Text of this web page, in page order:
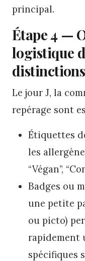
principal.
Étape 4 —
logistique
Le jour J, la
repérage sont
Étiquettes
les
“Végan”,
Badges ou
une petite
ou picto)
rapidement
spécifiques